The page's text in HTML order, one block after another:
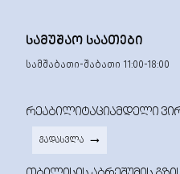
ᲡᲐᲛᲣᲨᲐᲝ ᲡᲐᲐᲗᲔᲑᲘ
სამშაბათი-შაბათი 11:00-18:00
ᲠᲔᲐᲑᲘᲚᲘᲢᲐᲪᲘᲐᲛᲓᲔᲚᲘ
ᲒᲐᲓᲐᲡᲕᲚᲐ